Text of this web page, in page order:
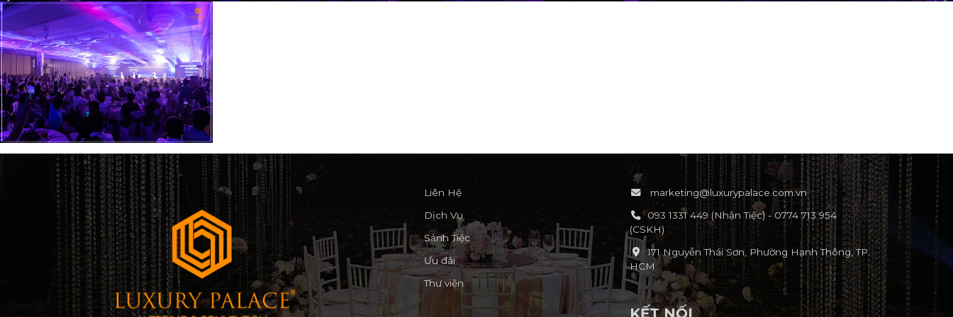
Liên Hệ
Dịch Vụ
Sảnh Tiệc
Ưu đãi
Thư viện
marketing@luxurypalace.com.vn
093 1331 449 (Nhận Tiệc) - 0774 713 954
(CSKH)
171 Nguyễn Thái Sơn, Phường Hạnh Thông, TP.
HCM
KẾT NỐI